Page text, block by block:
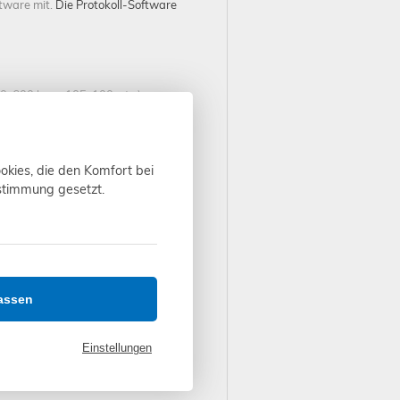
mit. Die Protokoll-Software
600 bzw. 105-100, etc.)
Impedanzen, Prüfung von
TRBS 1203 auszuführen.
die den Komfort bei
gesetzt.
Einstellungen